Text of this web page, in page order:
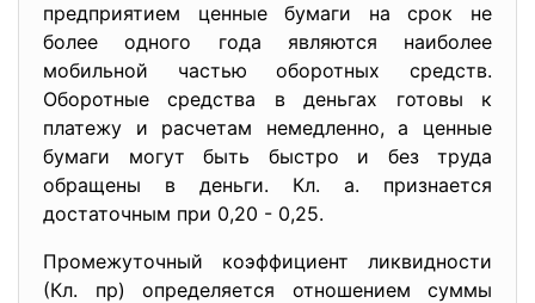
предприятием ценные бумаги на срок не
более одного года являются наиболее
мобильной частью оборотных средств.
Оборотные средства в деньгах готовы к
платежу и расчетам немедленно, а ценные
бумаги могут быть быстро и без труда
обращены в деньги. Кл. а. признается
достаточным при 0,20 - 0,25.
Промежуточный коэффициент ликвидности
(Кл. пр) определяется отношением суммы